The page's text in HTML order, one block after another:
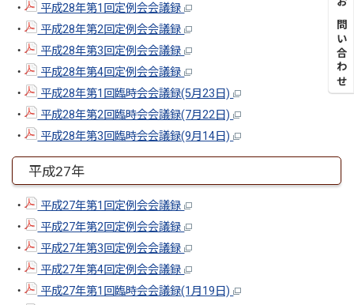
お問い合わせ
・
平成28年第1回定例会会議録
・
平成28年第2回定例会会議録
・
平成28年第3回定例会会議録
・
平成28年第4回定例会会議録
・
平成28年第1回臨時会会議録(5月23日)
・
平成28年第2回臨時会会議録(7月22日)
・
平成28年第3回臨時会会議録(9月14日)
平成27年
・
平成27年第1回定例会会議録
・
平成27年第2回定例会会議録
・
平成27年第3回定例会会議録
・
平成27年第4回定例会会議録
・
平成27年第1回臨時会会議録(1月19日)